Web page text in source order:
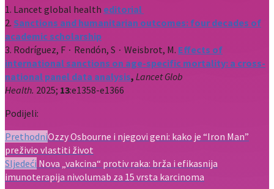
1. Lancet global health editorial
2. Sanctions and humanitarian outcomes: four decades of
academic scholarship
3. Rodríguez, F ∙ Rendón, S ∙ Weisbrot, M. Effects of
international sanctions on age-specific mortality: a cross-
national panel data analysis, Lancet Glob
Health. 2025; 13:e1358-e1366
Podijeli:
PrethodniOzzy Osbourne i njegovi geni: kako je “Iron Man”
preživio vlastiti život
Sljedeći Nova „vakcina“ protiv raka: brža i efikasnija
imunoterapija nivolumab za 15 vrsta karcinoma